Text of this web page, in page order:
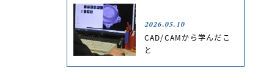
2026.05.10
CAD/CAMから学んだこ
と